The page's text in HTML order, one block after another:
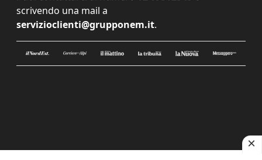
scrivendo una mail a
servizioclienti@grupponem.it.